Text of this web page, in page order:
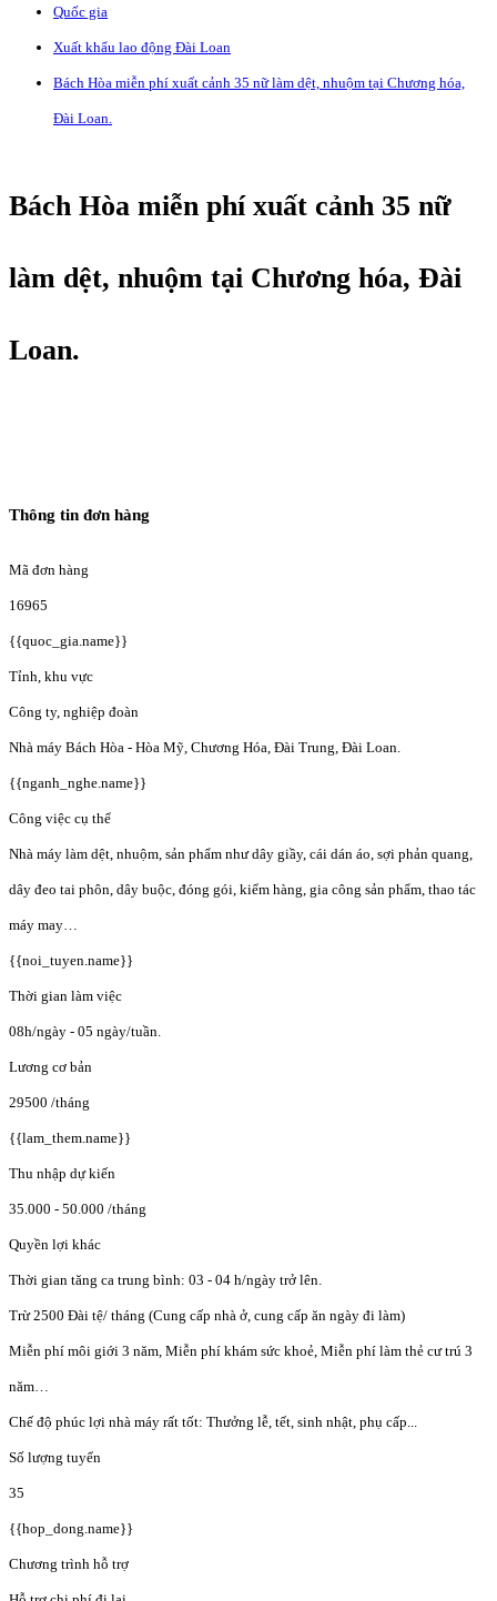
Quốc gia
Xuất khẩu lao động Đài Loan
Bách Hòa miễn phí xuất cảnh 35 nữ làm dệt, nhuộm tại Chương hóa,
Đài Loan.
Bách Hòa miễn phí xuất cảnh 35 nữ
làm dệt, nhuộm tại Chương hóa, Đài
Loan.
Thông tin đơn hàng
Mã đơn hàng
16965
{{quoc_gia.name}}
Tỉnh, khu vực
Công ty, nghiệp đoàn
Nhà máy Bách Hòa - Hòa Mỹ, Chương Hóa, Đài Trung, Đài Loan.
{{nganh_nghe.name}}
Công việc cụ thể
Nhà máy làm dệt, nhuộm, sản phẩm như dây giầy, cái dán áo, sợi phản quang,
dây đeo tai phôn, dây buộc, đóng gói, kiểm hàng, gia công sản phẩm, thao tác
máy may…
{{noi_tuyen.name}}
Thời gian làm việc
08h/ngày - 05 ngày/tuần.
Lương cơ bản
29500 /tháng
{{lam_them.name}}
Thu nhập dự kiến
35.000 - 50.000 /tháng
Quyền lợi khác
Thời gian tăng ca trung bình: 03 - 04 h/ngày trở lên.
Trừ 2500 Đài tệ/ tháng (Cung cấp nhà ở, cung cấp ăn ngày đi làm)
Miễn phí môi giới 3 năm, Miễn phí khám sức khoẻ, Miễn phí làm thẻ cư trú 3
năm…
Chế độ phúc lợi nhà máy rất tốt: Thưởng lễ, tết, sinh nhật, phụ cấp...
Số lượng tuyển
35
{{hop_dong.name}}
Chương trình hỗ trợ